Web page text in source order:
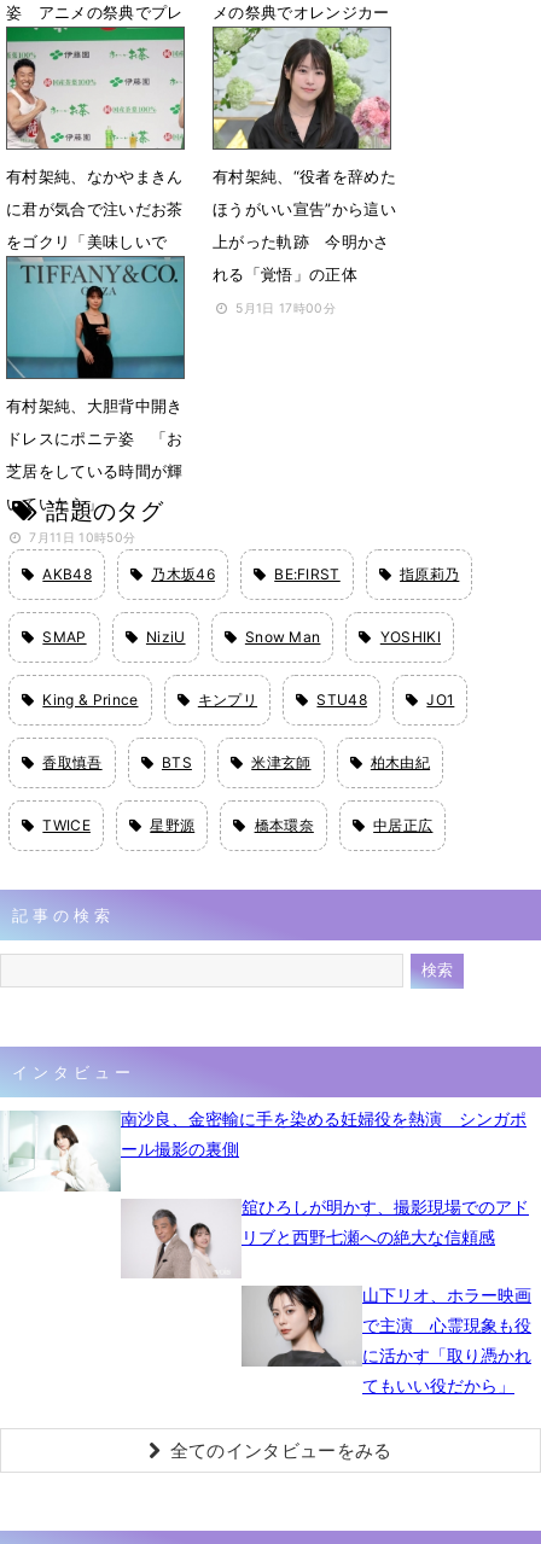
姿 アニメの祭典でプレ
ゼンター
5月25日 07時14分
メの祭典でオレンジカー
ペットに登場
5月25日 06時46分
有村架純、なかやまきん
に君が気合で注いだお茶
をゴクリ「美味しいで
す」
5月12日 18時22分
有村架純、“役者を辞めた
ほうがいい宣告”から這い
上がった軌跡 今明かさ
れる「覚悟」の正体
5月1日 17時00分
有村架純、大胆背中開き
ドレスにポニテ姿 「お
芝居をしている時間が輝
いていたら」
7月11日 10時50分
話題のタグ
AKB48 乃木坂46 BE:FIRST 指原莉乃
SMAP NiziU Snow Man YOSHIKI
King & Prince キンプリ STU48 JO1
香取慎吾 BTS 米津玄師 柏木由紀
TWICE 星野源 橋本環奈 中居正広
記事の検索
インタビュー
南沙良、金密輸に手を染める妊婦役を熱演 シンガポ
ール撮影の裏側
舘ひろしが明かす、撮影現場でのアド
リブと西野七瀬への絶大な信頼感
山下リオ、ホラー映画
で主演 心霊現象も役
に活かす「取り憑かれ
てもいい役だから」
全てのインタビューをみる